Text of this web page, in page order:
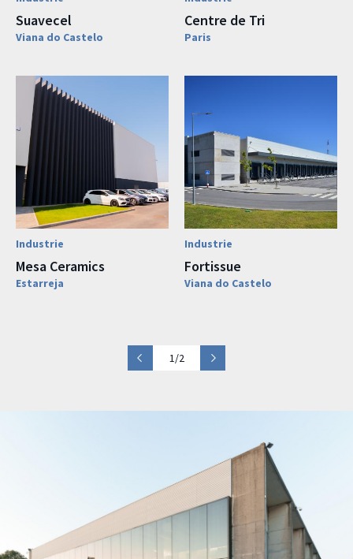
Suavecel
Viana do Castelo
Centre de Tri
Paris
Industrie
Mesa Ceramics
Estarreja
Industrie
Fortissue
Viana do Castelo
1/2